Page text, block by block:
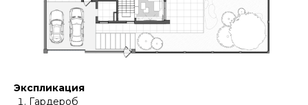
Экспликация
Гардероб